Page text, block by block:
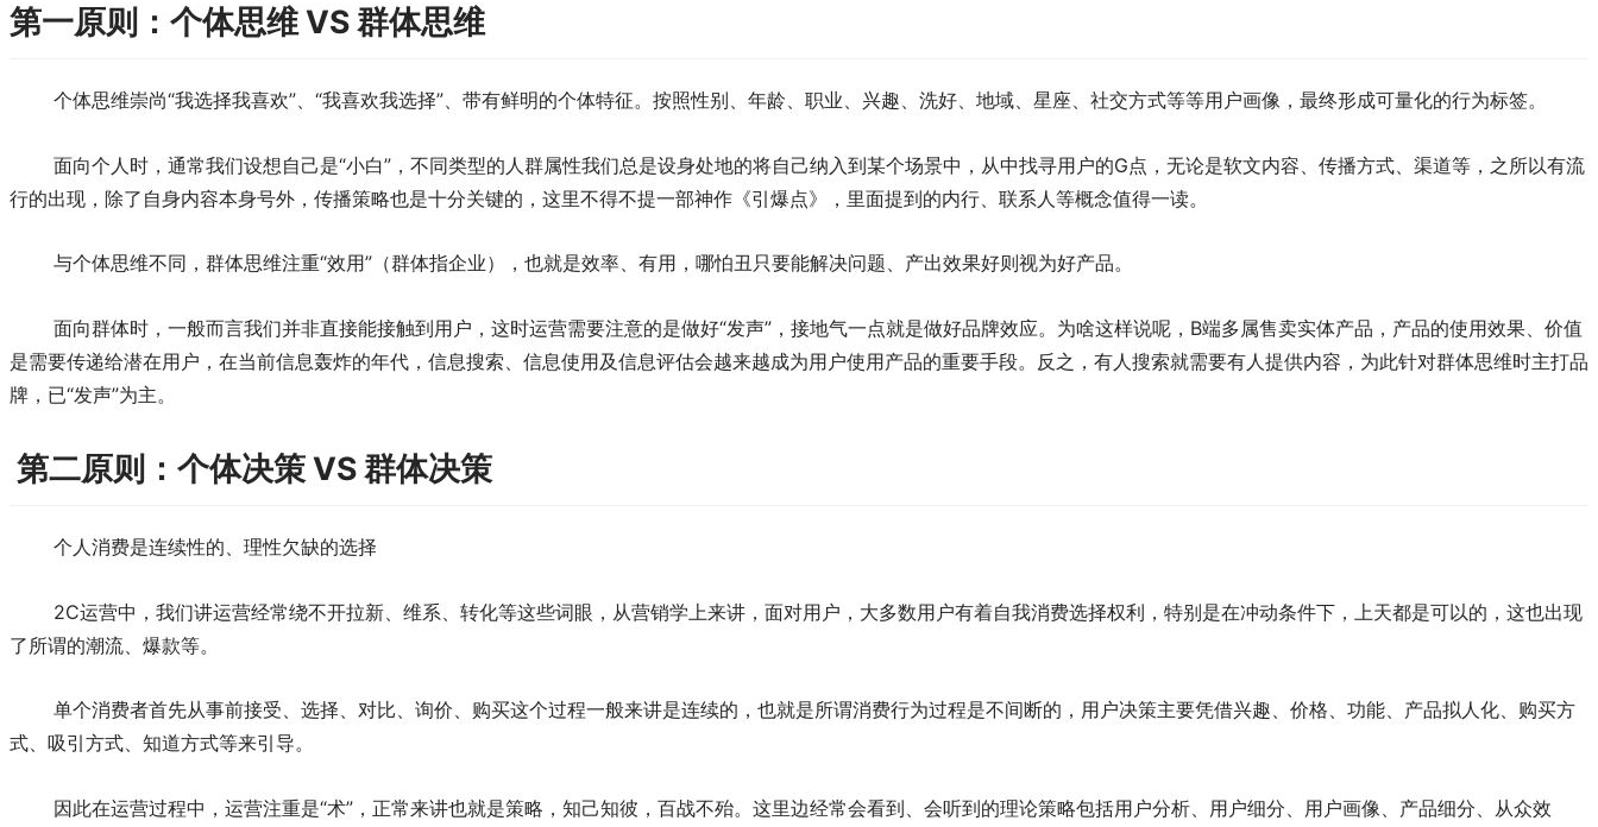
第一原则：个体思维 VS 群体思维
个体思维崇尚“我选择我喜欢”、“我喜欢我选择”、带有鲜明的个体特征。按照性别、年龄、职业、兴趣、洗好、地域、星座、社交方式等等用户画像，最终形成可量化的行为标签。
面向个人时，通常我们设想自己是“小白”，不同类型的人群属性我们总是设身处地的将自己纳入到某个场景中，从中找寻用户的G点，无论是软文内容、传播方式、渠道等，之所以有流
行的出现，除了自身内容本身号外，传播策略也是十分关键的，这里不得不提一部神作《引爆点》，里面提到的内行、联系人等概念值得一读。
与个体思维不同，群体思维注重“效用”（群体指企业），也就是效率、有用，哪怕丑只要能解决问题、产出效果好则视为好产品。
面向群体时，一般而言我们并非直接能接触到用户，这时运营需要注意的是做好“发声”，接地气一点就是做好品牌效应。为啥这样说呢，B端多属售卖实体产品，产品的使用效果、价值
是需要传递给潜在用户，在当前信息轰炸的年代，信息搜索、信息使用及信息评估会越来越成为用户使用产品的重要手段。反之，有人搜索就需要有人提供内容，为此针对群体思维时主打品
牌，已“发声”为主。
第二原则：个体决策 VS 群体决策
个人消费是连续性的、理性欠缺的选择
2C运营中，我们讲运营经常绕不开拉新、维系、转化等这些词眼，从营销学上来讲，面对用户，大多数用户有着自我消费选择权利，特别是在冲动条件下，上天都是可以的，这也出现
了所谓的潮流、爆款等。
单个消费者首先从事前接受、选择、对比、询价、购买这个过程一般来讲是连续的，也就是所谓消费行为过程是不间断的，用户决策主要凭借兴趣、价格、功能、产品拟人化、购买方
式、吸引方式、知道方式等来引导。
因此在运营过程中，运营注重是“术”，正常来讲也就是策略，知己知彼，百战不殆。这里边经常会看到、会听到的理论策略包括用户分析、用户细分、用户画像、产品细分、从众效